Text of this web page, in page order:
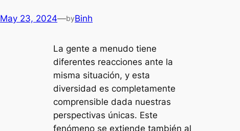
May 23, 2024—byBinh
La gente a menudo tiene
diferentes reacciones ante la
misma situación, y esta
diversidad es completamente
comprensible dada nuestras
perspectivas únicas. Este
fenómeno se extiende también al